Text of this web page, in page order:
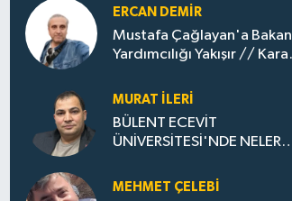
ERCAN DEMIR
Mustafa Çağlayan'a Bakan
Yardımcılığı Yakışır // ​Kara
Zonguldak'ın Dönüşümü..
MURAT İLERI
BÜLENT ECEVİT
ÜNİVERSİTESİ'NDE NELER
MEHMET ÇELEBI